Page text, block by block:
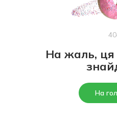
На жаль, ця
На